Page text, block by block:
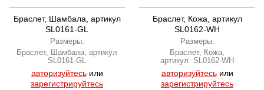
Браслет, Шамбала, артикул
SL0161-GL
Размеры:
Браслет, Шамбала, артикул
SL0161-GL
авторизуйтесьили
зарегистрируйтесь
Браслет, Кожа, артикул
SL0162-WH
Размеры:
Браслет, Кожа,
артикул SL0162-WH
авторизуйтесьили
зарегистрируйтесь